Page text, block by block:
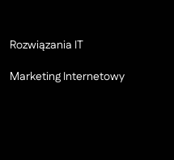
Rozwiązania IT
Marketing Internetowy